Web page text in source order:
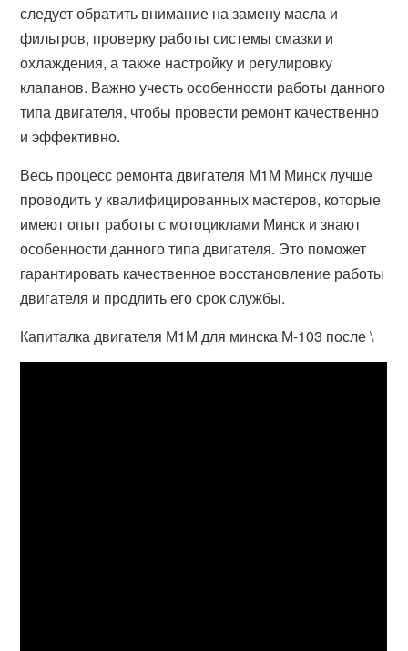
следует обратить внимание на замену масла и
фильтров, проверку работы системы смазки и
охлаждения, а также настройку и регулировку
клапанов. Важно учесть особенности работы данного
типа двигателя, чтобы провести ремонт качественно
и эффективно.
Весь процесс ремонта двигателя М1М Минск лучше
проводить у квалифицированных мастеров, которые
имеют опыт работы с мотоциклами Минск и знают
особенности данного типа двигателя. Это поможет
гарантировать качественное восстановление работы
двигателя и продлить его срок службы.
Капиталка двигателя М1М для минска М-103 после \